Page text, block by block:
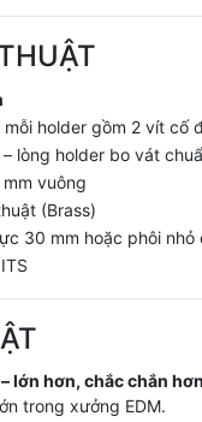
mỗi holder gồm 2 vít cố
– lòng holder bo vát
vuông
(Brass)
30 mm hoặc phôi nhỏ
lớn hơn, chắc chắn hơn
trong xưởng EDM.